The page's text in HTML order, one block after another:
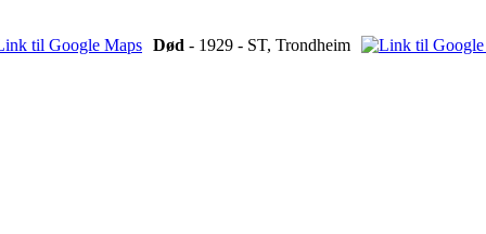
Død - 1929 - ST, Trondheim